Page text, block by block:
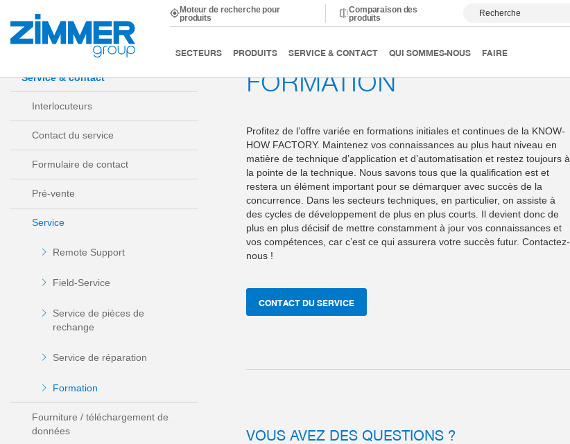
Moteur de recherche pour
produits
Comparaison des
produits
Recherche
SECTEURS PRODUITS SERVICE & CONTACT QUI SOMMES-NOUS FAIRE
Démarrage Service & contact Service Formation
Service & contact
Interlocuteurs
Contact du service
Formulaire de contact
Pré-vente
Service
Remote Support
Field-Service
Service de pièces de
rechange
Service de réparation
Formation
Fourniture / téléchargement de
données
FORMATION
Profitez de l’offre variée en formations initiales et continues de la KNOW-
HOW FACTORY. Maintenez vos connaissances au plus haut niveau en
matière de technique d’application et d’automatisation et restez toujours à
la pointe de la technique. Nous savons tous que la qualification est et
restera un élément important pour se démarquer avec succès de la
concurrence. Dans les secteurs techniques, en particulier, on assiste à
des cycles de développement de plus en plus courts. Il devient donc de
plus en plus décisif de mettre constamment à jour vos connaissances et
vos compétences, car c’est ce qui assurera votre succès futur. Contactez-
nous !
CONTACT DU SERVICE
VOUS AVEZ DES QUESTIONS ?